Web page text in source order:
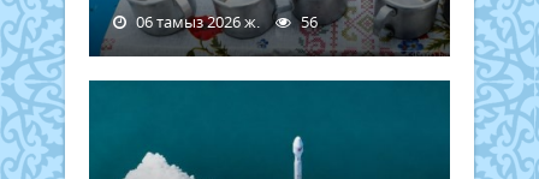
06 тамыз 2026 ж. 56